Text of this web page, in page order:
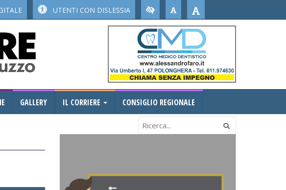
UTENTI CON DISLESSIA
GALLERY IL CORRIERE CONSIGLIO REGIONALE